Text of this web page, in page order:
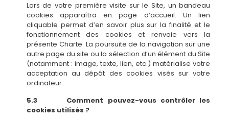
Lors de votre première visite sur le Site, un bandeau
cookies apparaîtra en page d’accueil. Un lien
cliquable permet d’en savoir plus sur la finalité et le
fonctionnement des cookies et renvoie vers la
présente Charte. La poursuite de la navigation sur une
autre page du site ou la sélection d’un élément du Site
(notamment : image, texte, lien, etc.) matérialise votre
acceptation au dépôt des cookies visés sur votre
ordinateur.
5.3 Comment pouvez-vous contrôler les
cookies utilisés ?